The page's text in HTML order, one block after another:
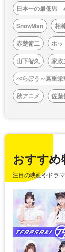
日本一の最低男
SnowMan
相
赤楚衛二
ホッ
山下智久
家政
べらぼう～蔦重栄
秋アニメ
佐藤
おすすめ
注目の映画やドラ